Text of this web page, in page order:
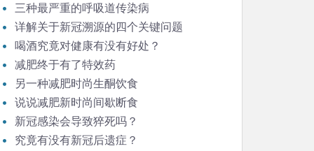
三种最严重的呼吸道传染病
详解关于新冠溯源的四个关键问题
喝酒究竟对健康有没有好处？
减肥终于有了特效药
另一种减肥时尚生酮饮食
说说减肥新时尚间歇断食
新冠感染会导致猝死吗？
究竟有没有新冠后遗症？